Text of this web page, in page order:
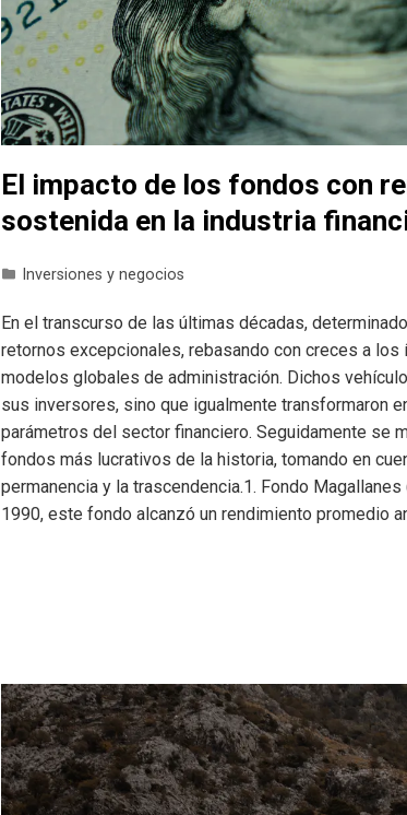
El impacto de los fondos con
sostenida en la industria
Inversiones y negocios
En el transcurso de las últimas décadas,
retornos excepcionales, rebasando con creces a
modelos globales de administración. Dichos
sus inversores, sino que igualmente transformaron
parámetros del sector financiero. Seguidamente se
fondos más lucrativos de la historia, tomando en
permanencia y la trascendencia.1. Fondo
1990, este fondo alcanzó un rendimiento promedio